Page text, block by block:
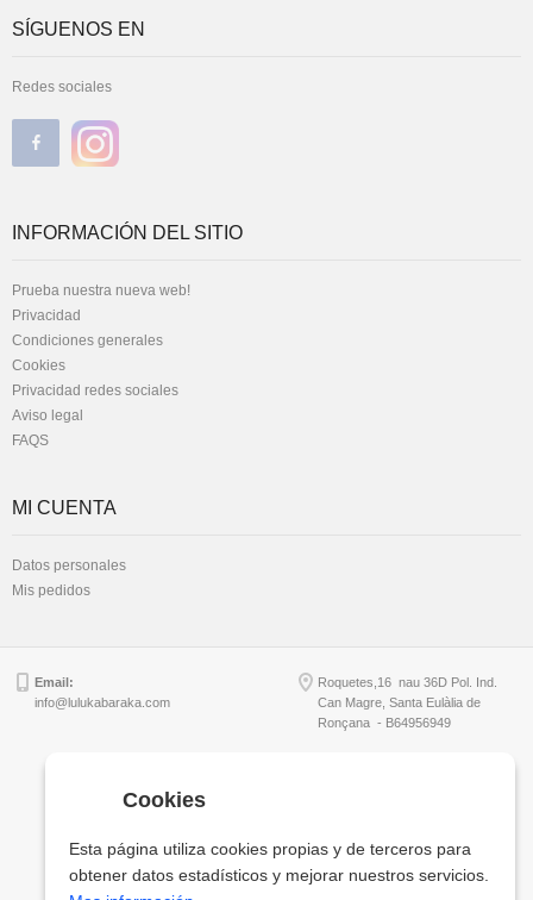
SÍGUENOS EN
Redes sociales
INFORMACIÓN DEL SITIO
Prueba nuestra nueva web!
Privacidad
Condiciones generales
Cookies
Privacidad redes sociales
Aviso legal
FAQS
MI CUENTA
Datos personales
Mis pedidos
Email:
info@lulukabaraka.com
Roquetes,16 nau 36D Pol. Ind.
Can Magre, Santa Eulàlia de
Ronçana - B64956949
Copyright © Lulukabaraka, S.L.
Cookies
Esta página utiliza cookies propias y de terceros para
obtener datos estadísticos y mejorar nuestros servicios.